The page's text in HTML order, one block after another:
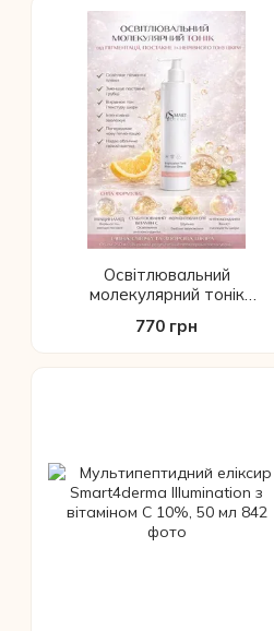
Освітлювальний
молекулярний тонік
ніацинамідом та глутатіоном,
250 мл
770 грн